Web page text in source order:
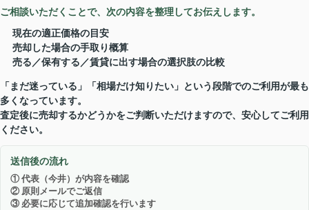
ご相談いただくことで、次の内容を整理してお伝えします。
現在の適正価格の目安
売却した場合の手取り概算
売る／保有する／賃貸に出す場合の選択肢の比較
「まだ迷っている」「相場だけ知りたい」という段階でのご利用が最も
多くなっています。
査定後に売却するかどうかをご判断いただけますので、安心してご利用
ください。
送信後の流れ
① 代表（今井）が内容を確認
② 原則メールでご返信
③ 必要に応じて追加確認を行います